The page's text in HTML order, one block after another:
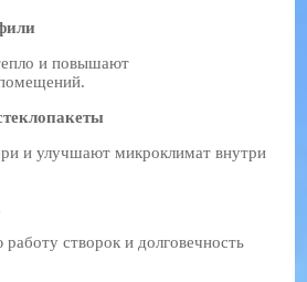
и повышают
и улучшают микроклимат внутри
створок и долговечность